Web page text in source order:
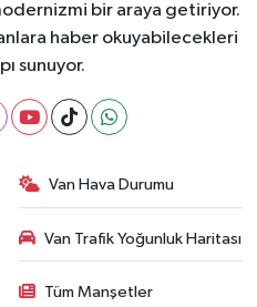
bir araya getiriyor.
haber okuyabilecekleri
sunuyor.
Van Hava Durumu
Van Trafik Yoğunluk Haritası
Tüm Manşetler